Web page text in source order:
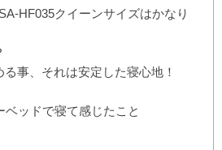
HF035クイーンサイズはかなり
事、それは安定した寝心地！
ベッドで寝て感じたこと